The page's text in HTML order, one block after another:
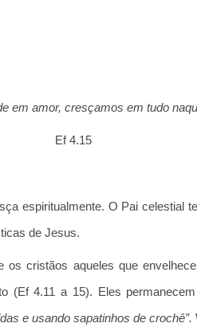
em amor, cresçamos em tudo
espiritualmente. O Pai celestial
de Jesus.
os cristãos aqueles que
(Ef 4.11 a 15). Eles
e usando sapatinhos de crochê”.